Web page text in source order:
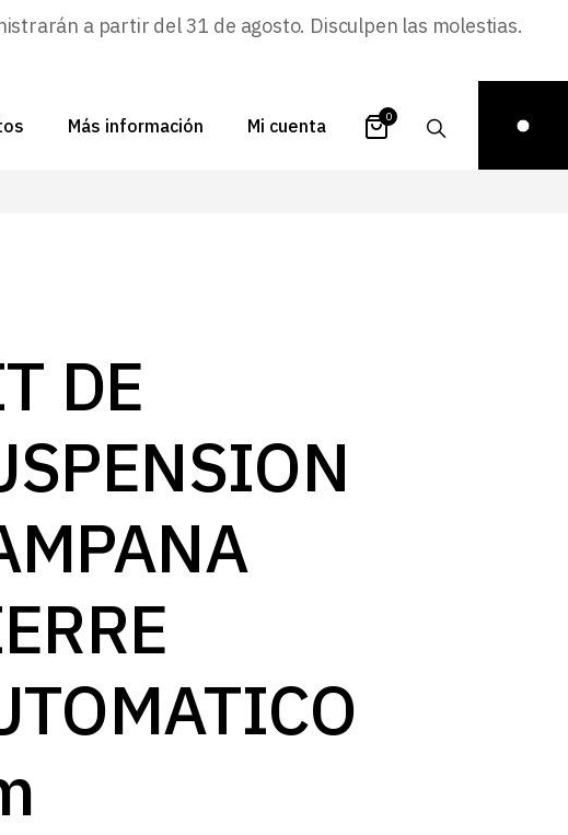
a partir del 31 de agosto. Disculpen las molestias.
Más información
FAQs
Proyectos
Zona de inspiración
Blog
Mi cuenta 0
DE